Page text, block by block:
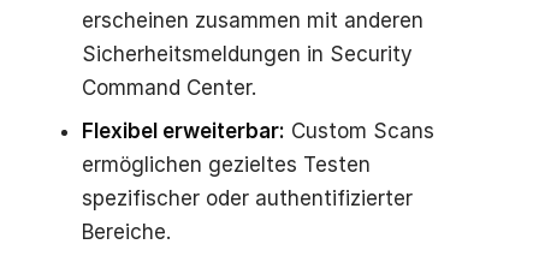
erscheinen zusammen mit anderen
Sicherheitsmeldungen in Security
Command Center.
Flexibel erweiterbar: Custom Scans
ermöglichen gezieltes Testen
spezifischer oder authentifizierter
Bereiche.